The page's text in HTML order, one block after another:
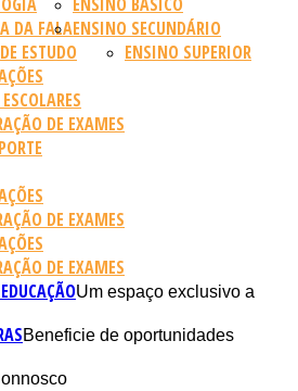
DA FALA
ESTUDO
DE EXAMES
ENSINO SECUNDÁRIO
DE EXAMES
ENSINO SUPERIOR
DE EXAMES
Um espaço exclusivo a
Beneficie de oportunidades